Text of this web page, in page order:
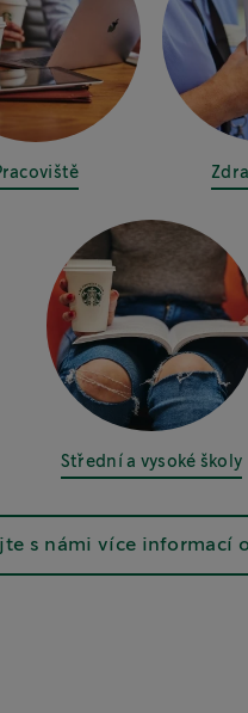
Střední a vysoké školy
s námi více informací